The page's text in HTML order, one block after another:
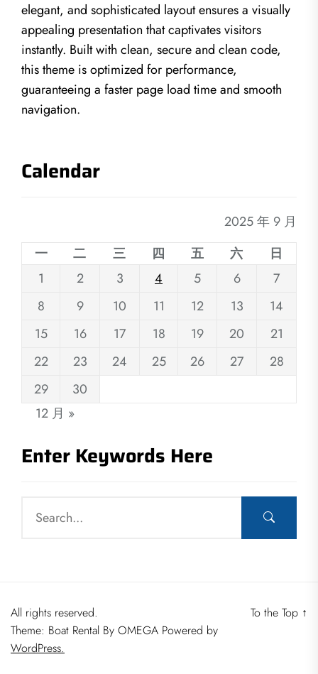
elegant, and sophisticated layout ensures a visually
appealing presentation that captivates visitors
instantly. Built with clean, secure and clean code,
this theme is optimized for performance,
guaranteeing a faster page load time and smooth
navigation.
Calendar
2025 年 9 月
一
二 三 四 五 六
日
1
2 3 4 5 6
7
8
9 10 11 12 13
14
15
16 17 18 19 20
21
22
23 24 25 26 27
28
29
30
12 月 »
Enter Keywords Here
All rights reserved.
Theme: Boat Rental By OMEGA Powered by
WordPress.
To the Top ↑